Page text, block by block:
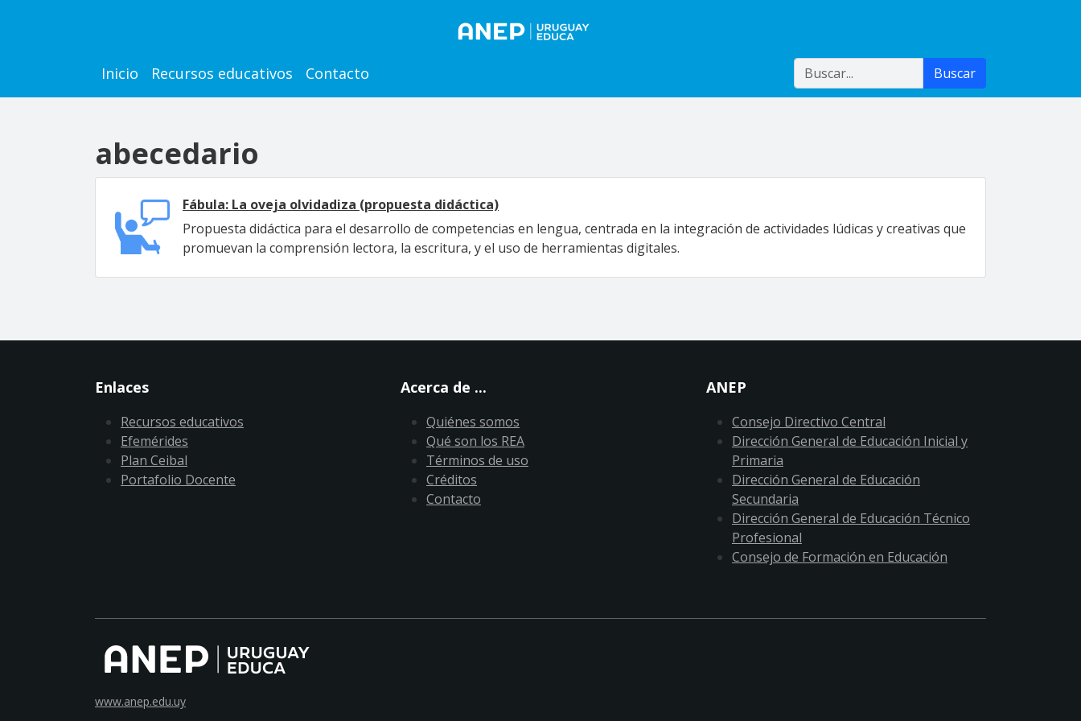
Main navigation
Inicio Recursos educativos Contacto Buscar Buscar
abecedario
Fábula: La oveja olvidadiza (propuesta didáctica)
Propuesta didáctica para el desarrollo de competencias en lengua, centrada en la integración de actividades lúdicas y creativas que
promuevan la comprensión lectora, la escritura, y el uso de herramientas digitales.
Enlaces
Recursos educativos
Efemérides
Plan Ceibal
Portafolio Docente
Acerca de ...
Quiénes somos
Qué son los REA
Términos de uso
Créditos
Contacto
ANEP
Consejo Directivo Central
Dirección General de Educación Inicial y
Primaria
Dirección General de Educación
Secundaria
Dirección General de Educación Técnico
Profesional
Consejo de Formación en Educación
www.anep.edu.uy